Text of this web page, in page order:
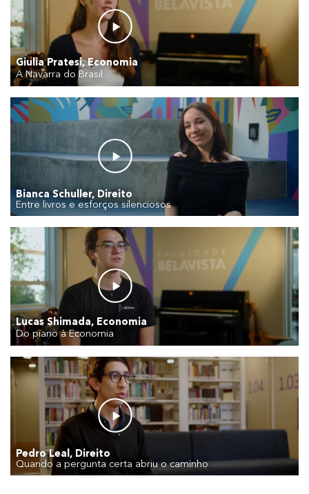
Giulia Pratesi, Economia
A Navarra do Brasil
Bianca Schuller, Direito
Entre livros e esforços silenciosos
Lucas Shimada, Economia
Do piano à Economia
Pedro Leal, Direito
Quando a pergunta certa abriu o caminho